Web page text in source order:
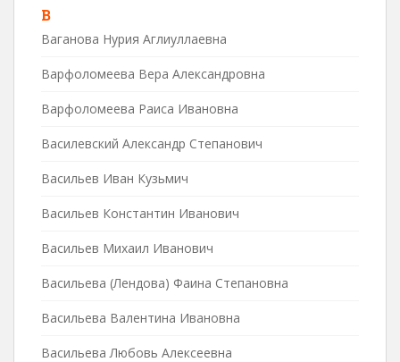
В
Ваганова Нурия Аглиуллаевна
Варфоломеева Вера Александровна
Варфоломеева Раиса Ивановна
Василевский Александр Степанович
Васильев Иван Кузьмич
Васильев Константин Иванович
Васильев Михаил Иванович
Васильева (Лендова) Фаина Степановна
Васильева Валентина Ивановна
Васильева Любовь Алексеевна